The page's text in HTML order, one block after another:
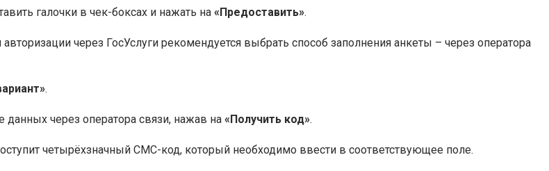
галочки в чек-боксах и нажать на «Предоставить».
через ГосУслуги рекомендуется выбрать способ заполнения анкеты – через оператора
.
через оператора связи, нажав на «Получить код».
четырёхзначный СМС-код, который необходимо ввести в соответствующее поле.